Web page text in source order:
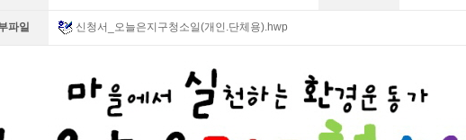
파일 신청서_오늘은지구청소일(개인.단체용).hwp